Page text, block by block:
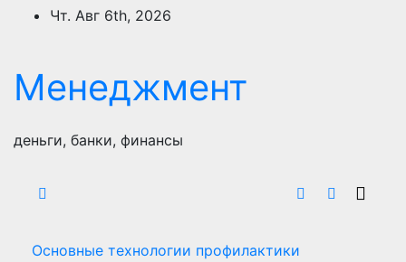
ПерейтиЧт. Авг 6th, 2026
Менеджмент
деньги, банки, финансы
Основные технологии профилактики